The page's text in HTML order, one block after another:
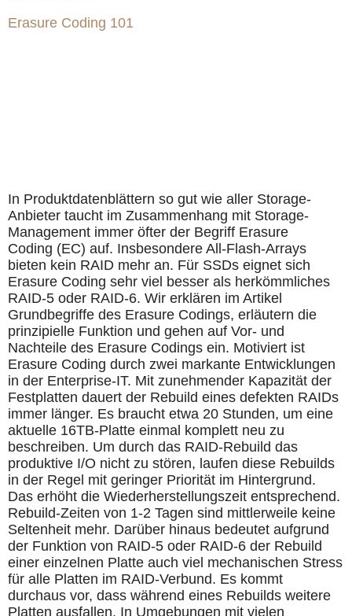
Erasure Coding 101
In Produktdatenblättern so gut wie aller Storage-
Anbieter taucht im Zusammenhang mit Storage-
Management immer öfter der Begriff Erasure
Coding (EC) auf. Insbesondere All-Flash-Arrays
bieten kein RAID mehr an. Für SSDs eignet sich
Erasure Coding sehr viel besser als herkömmliches
RAID-5 oder RAID-6. Wir erklären im Artikel
Grundbegriffe des Erasure Codings, erläutern die
prinzipielle Funktion und gehen auf Vor- und
Nachteile des Erasure Codings ein. Motiviert ist
Erasure Coding durch zwei markante Entwicklungen
in der Enterprise-IT. Mit zunehmender Kapazität der
Festplatten dauert der Rebuild eines defekten RAIDs
immer länger. Es braucht etwa 20 Stunden, um eine
aktuelle 16TB-Platte einmal komplett neu zu
beschreiben. Um durch das RAID-Rebuild das
produktive I/O nicht zu stören, laufen diese Rebuilds
in der Regel mit geringer Priorität im Hintergrund.
Das erhöht die Wiederherstellungszeit entsprechend.
Rebuild-Zeiten von 1-2 Tagen sind mittlerweile keine
Seltenheit mehr. Darüber hinaus bedeutet aufgrund
der Funktion von RAID-5 oder RAID-6 der Rebuild
einer einzelnen Platte auch viel mechanischen Stress
für alle Platten im RAID-Verbund. Es kommt
durchaus vor, dass während eines Rebuilds weitere
Platten ausfallen. In Umgebungen mit vielen